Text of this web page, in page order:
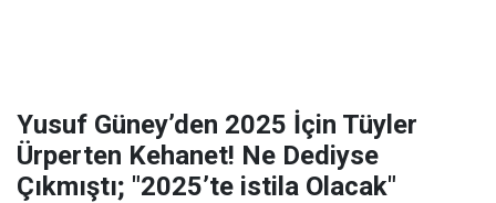
Yusuf Güney’den 2025 İçin Tüyler
Ürperten Kehanet! Ne Dediyse
Çıkmıştı; "2025’te istila Olacak"